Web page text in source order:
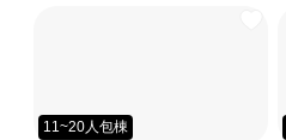
11~20人包棟